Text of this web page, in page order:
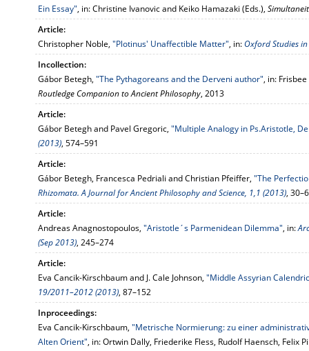
Ein Essay", in: Christine Ivanovic and Keiko Hamazaki (Eds.),
Article:
Christopher Noble, "Plotinus' Unaffectible Matter", in:Oxford Studies
Incollection:
Gábor Betegh, "The Pythagoreans and the Derveni author", in:
Routledge Companion to Ancient Philosophy, 2013
Article:
Gábor Betegh and Pavel Gregoric, "Multiple Analogy in Ps.Aristotle,
(2013), 574–591
Article:
Gábor Betegh, Francesca Pedriali and Christian Pfeiffer, "The
Rhizomata. A Journal for Ancient Philosophy and Science, 1,1 (2013),
Article:
Andreas Anagnostopoulos, "Aristotle´s Parmenidean Dilemma", in:
(Sep 2013), 245–274
Article:
Eva Cancik-Kirschbaum and J. Cale Johnson, "Middle Assyrian
19/2011–2012 (2013), 87–152
Inproceedings:
Eva Cancik-Kirschbaum, "Metrische Normierung: zu einer
Alten Orient", in: Ortwin Dally, Friederike Fless, Rudolf Haensch, Felix